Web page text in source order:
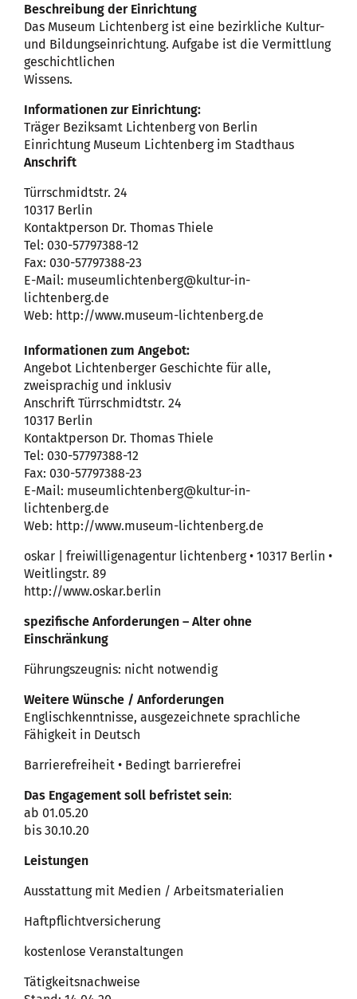
Beschreibung der Einrichtung
Das Museum Lichtenberg ist eine bezirkliche Kultur-
und Bildungseinrichtung. Aufgabe ist die Vermittlung
geschichtlichen
Wissens.
Informationen zur Einrichtung:
Träger Beziksamt Lichtenberg von Berlin
Einrichtung Museum Lichtenberg im Stadthaus
Anschrift
Türrschmidtstr. 24
10317 Berlin
Kontaktperson Dr. Thomas Thiele
Tel: 030-57797388-12
Fax: 030-57797388-23
E-Mail: museumlichtenberg@kultur-in-
lichtenberg.de
Web: http://www.museum-lichtenberg.de
Informationen zum Angebot:
Angebot Lichtenberger Geschichte für alle,
zweisprachig und inklusiv
Anschrift Türrschmidtstr. 24
10317 Berlin
Kontaktperson Dr. Thomas Thiele
Tel: 030-57797388-12
Fax: 030-57797388-23
E-Mail: museumlichtenberg@kultur-in-
lichtenberg.de
Web: http://www.museum-lichtenberg.de
oskar | freiwilligenagentur lichtenberg • 10317 Berlin •
Weitlingstr. 89
http://www.oskar.berlin
spezifische Anforderungen – Alter ohne
Einschränkung
Führungszeugnis: nicht notwendig
Weitere Wünsche / Anforderungen
Englischkenntnisse, ausgezeichnete sprachliche
Fähigkeit in Deutsch
Barrierefreiheit • Bedingt barrierefrei
Das Engagement soll befristet sein:
ab 01.05.20
bis 30.10.20
Leistungen
Ausstattung mit Medien / Arbeitsmaterialien
Haftpflichtversicherung
kostenlose Veranstaltungen
Tätigkeitsnachweise